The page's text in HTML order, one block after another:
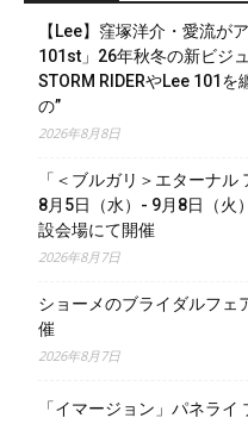
【Lee】窪塚洋介・愛流が
101st」26年秋冬の新ビジ
STORM RIDERやLee 101
の”
2026年8月8日
「＜ブルガリ＞エターナ
8月5日（水）- 9月8日（
設会場にて開催
2026年8月7日
ショーメのブライダルフェ
催
2026年8月7日
「イマージョン」パネラ